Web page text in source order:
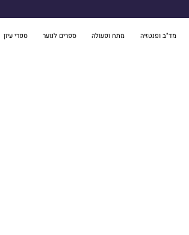
מד"ב ופנטזיה מתח ופעולה ספרים לנוער ספרי עיון